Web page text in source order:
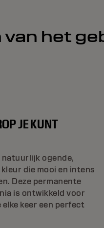
het
JE KUNT
ogende,
die mooi en intens
Deze permanente
is ontwikkeld voor
keer een perfect